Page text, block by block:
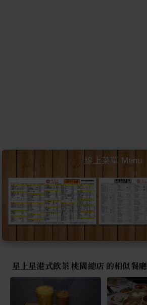
線上菜單 Menu
星上星港式飲茶 桃園總店 的相似餐廳